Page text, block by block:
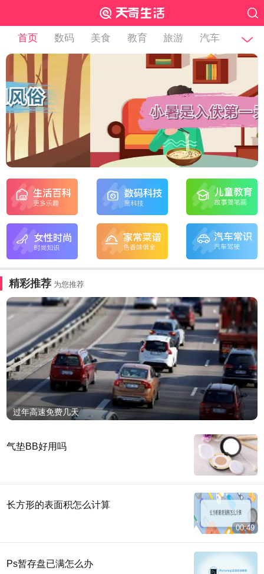
首页 数码 美食 教育 旅游 汽车
精彩推荐 为您推荐
过年高速免费几天
气垫BB好用吗
长方形的表面积怎么计算
00:49
Ps暂存盘已满怎么办